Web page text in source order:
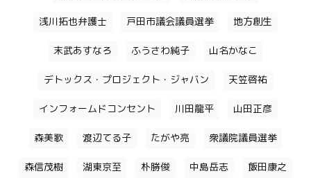
浅川拓也弁護士 戸田市議会議員選挙 地方創生
末武あすなろ ふうさわ純子 山名かなこ
デトックス・プロジェクト・ジャバン 天笠啓祐
インフォームドコンセント 川田龍平 山田正彦
森美歌 渡辺てる子 たがや亮 衆議院議員選挙
森信茂樹 湖東京至 朴勝俊 中島岳志 飯田康之